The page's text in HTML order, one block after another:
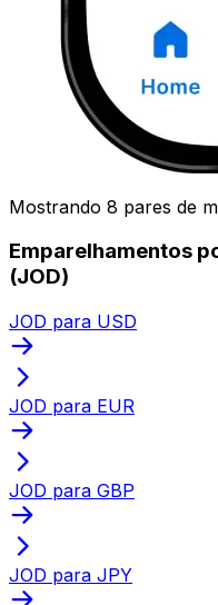
Mostrando 8 pares de
Emparelhamentos
(JOD)
JOD para USD
JOD para EUR
JOD para GBP
JOD para JPY